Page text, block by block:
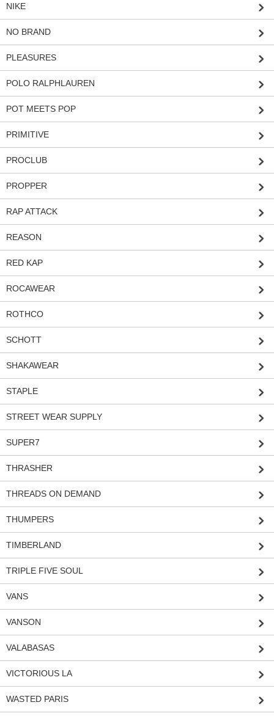
NIKE
NO BRAND
PLEASURES
POLO RALPHLAUREN
POT MEETS POP
PRIMITIVE
PROCLUB
PROPPER
RAP ATTACK
REASON
RED KAP
ROCAWEAR
ROTHCO
SCHOTT
SHAKAWEAR
STAPLE
STREET WEAR SUPPLY
SUPER7
THRASHER
THREADS ON DEMAND
THUMPERS
TIMBERLAND
TRIPLE FIVE SOUL
VANS
VANSON
VALABASAS
VICTORIOUS LA
WASTED PARIS